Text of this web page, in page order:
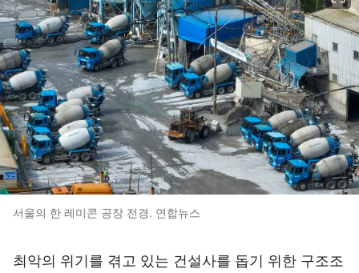
서울의 한 레미콘 공장 전경. 연합뉴스
최악의 위기를 겪고 있는 건설사를 돕기 위한 구조조